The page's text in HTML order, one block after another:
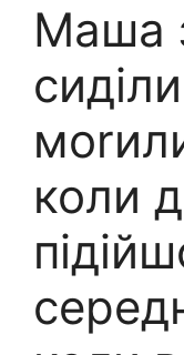
Маша
коли